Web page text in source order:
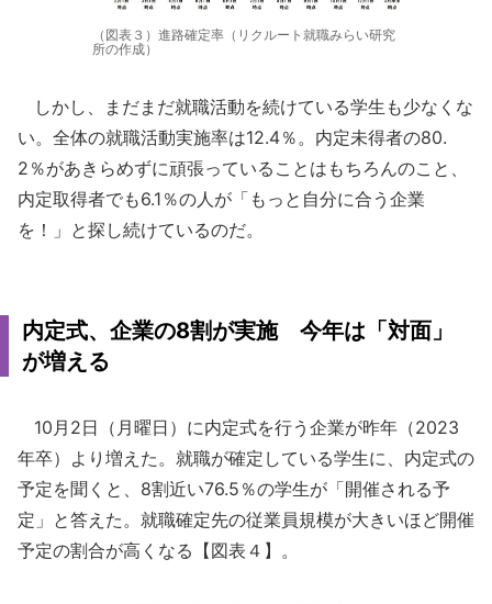
（図表３）進路確定率（リクルート就職みらい研究
所の作成）
しかし、まだまだ就職活動を続けている学生も少なくな
い。全体の就職活動実施率は12.4％。内定未得者の80.
2％があきらめずに頑張っていることはもちろんのこと、
内定取得者でも6.1％の人が「もっと自分に合う企業
を！」と探し続けているのだ。
内定式、企業の8割が実施 今年は「対面」
が増える
10月2日（月曜日）に内定式を行う企業が昨年（2023
年卒）より増えた。就職が確定している学生に、内定式の
予定を聞くと、8割近い76.5％の学生が「開催される予
定」と答えた。就職確定先の従業員規模が大きいほど開催
予定の割合が高くなる【図表４】。